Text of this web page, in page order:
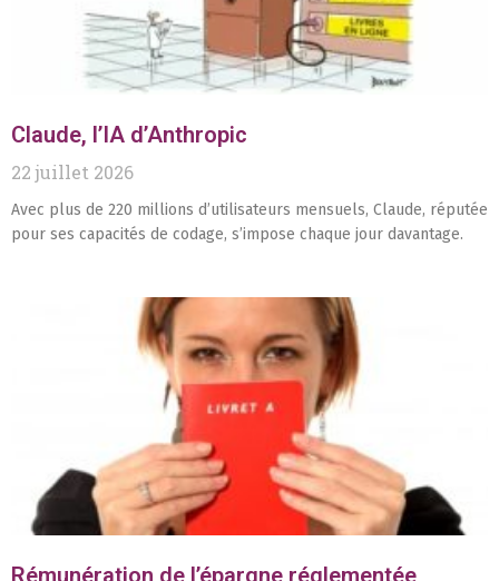
Claude, l’IA d’Anthropic
22 juillet 2026
Avec plus de 220 millions d’utilisateurs mensuels, Claude, réputée
pour ses capacités de codage, s’impose chaque jour davantage.
Rémunération de l’épargne réglementée